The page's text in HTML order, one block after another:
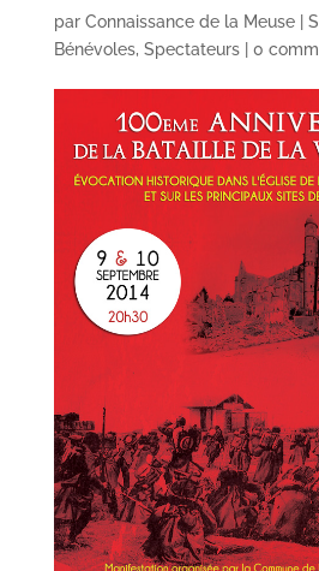
par Connaissance de la Meuse|
Bénévoles, Spectateurs| 0